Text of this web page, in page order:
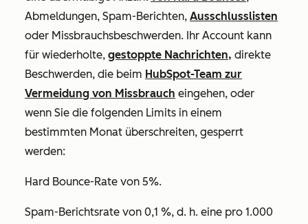
Abmeldungen, Spam-Berichten, Ausschlusslisten
oder Missbrauchsbeschwerden. Ihr Account kann
für wiederholte, gestoppte Nachrichten, direkte
Beschwerden, die beim HubSpot-Team zur
Vermeidung von Missbrauch eingehen, oder
wenn Sie die folgenden Limits in einem
bestimmten Monat überschreiten, gesperrt
werden:
Hard Bounce-Rate von 5%.
Spam-Berichtsrate von 0,1 %, d. h. eine pro 1.000